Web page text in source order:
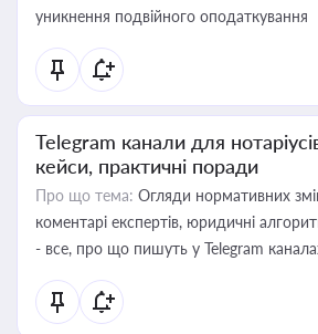
уникнення подвійного оподаткування
Telegram канали для
кейси, практичні поради
Про що тема: Огляди нормативних
коментарі експертів, юридичні
- все, про що пишуть у Telegram